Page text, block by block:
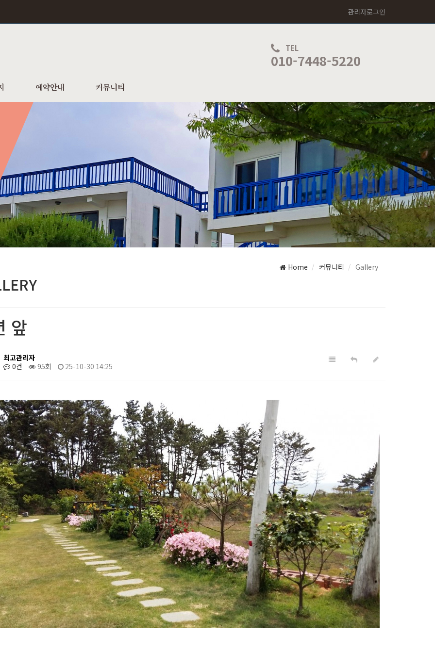
관리자로그인
TEL
010-7448-5220
예약안내 커뮤니티
Home 커뮤니티 Gallery
앞
최고관리자
0건
95회 25-10-30 14:25